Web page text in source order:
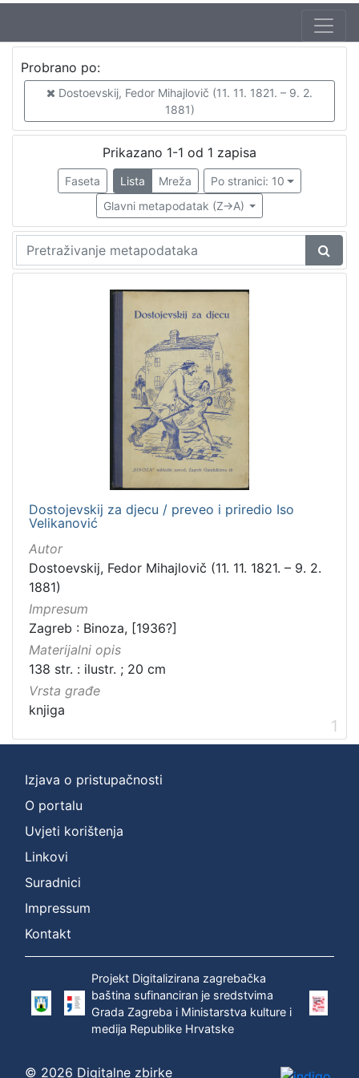
Jezik
hrvatski
cjelina
Knjige za djecu i mladež
Knjige za djecu i mladež
Probrano po:
Dostoevskij, Fedor Mihajlovič (11. 11. 1821. – 9. 2.
1881)
Prikazano 1-1 od 1 zapisa
Faseta Lista Mreža
Po stranici: 10
Glavni metapodatak (Z->A)
Dostojevskij za djecu / preveo i priredio Iso
Velikanović
Autor
Dostoevskij, Fedor Mihajlovič (11. 11. 1821. – 9. 2.
1881)
Impresum
Zagreb : Binoza, [1936?]
Materijalni opis
138 str. : ilustr. ; 20 cm
Vrsta građe
knjiga
1
Izjava o pristupačnosti
O portalu
Uvjeti korištenja
Linkovi
Suradnici
Impressum
Kontakt
Projekt Digitalizirana zagrebačka
baština sufinanciran je sredstvima
Grada Zagreba i Ministarstva kulture i
medija Republike Hrvatske
© 2026 Digitalne zbirke